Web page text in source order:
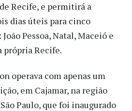
Recife, e permitirá a
dias úteis para cinco
Pessoa, Natal, Maceió e
própria Recife.
operava com apenas um
em Cajamar, na região
Paulo, que foi inaugurado